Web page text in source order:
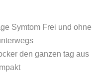
Symtom Frei und ohne
den ganzen tag aus